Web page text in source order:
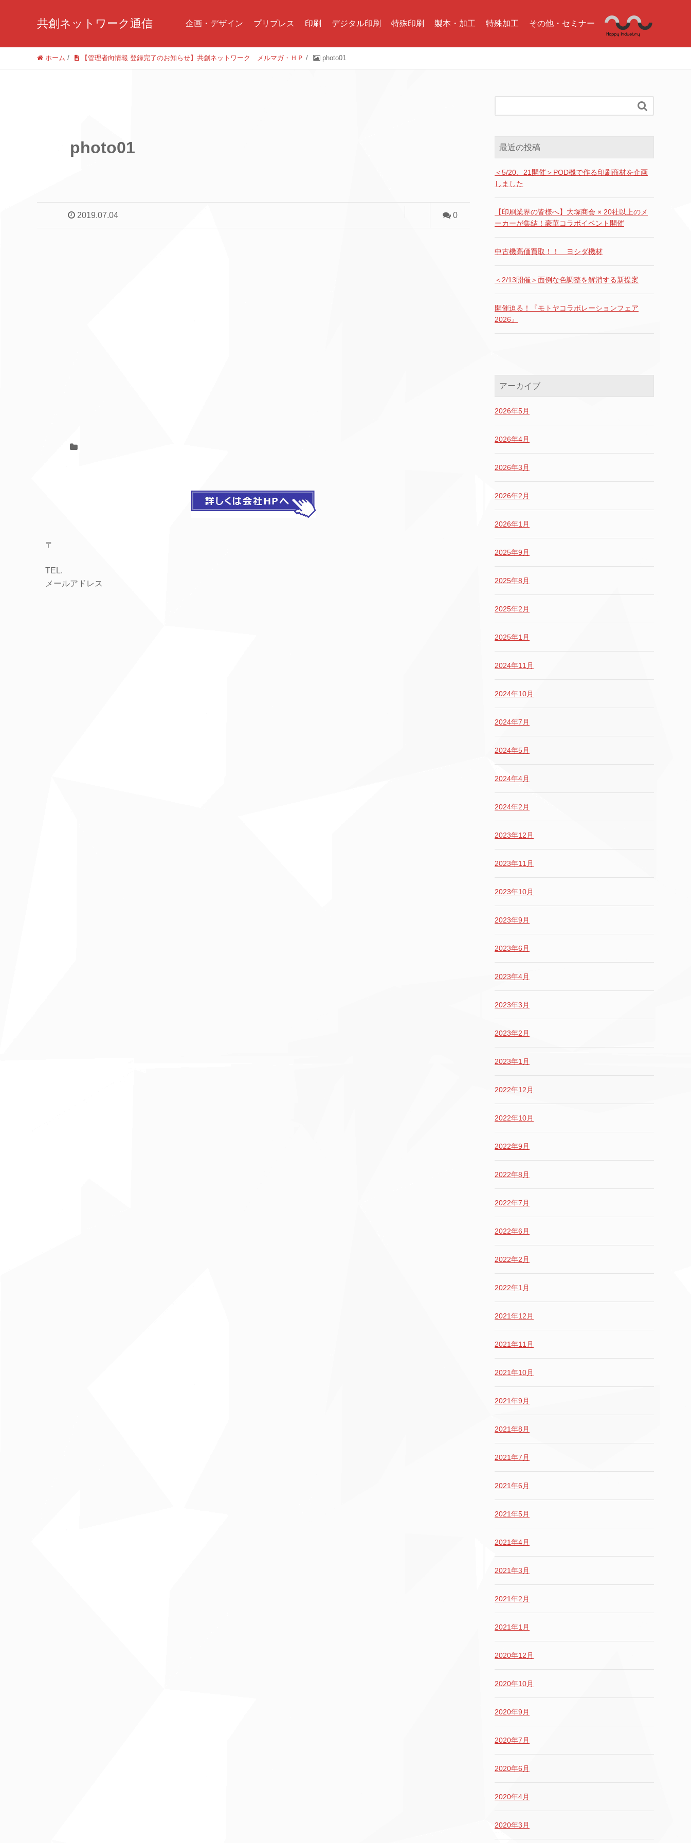
共創ネットワーク通信 企画・デザイン プリプレス 印刷 デジタル印刷 特殊印刷 製本・加工 特殊加工 その他・セミナー
ホーム / 【管理者向情報 登録完了のお知らせ】共創ネットワーク メルマガ・ＨＰ / photo01
photo01
2019.07.04 0
〒
TEL.
メールアドレス

最近の投稿
＜5/20、21開催＞POD機で作る印刷商材を企画
しました
【印刷業界の皆様へ】大塚商会 × 20社以上のメ
ーカーが集結！豪華コラボイベント開催
中古機高価買取！！ ヨシダ機材
＜2/13開催＞面倒な色調整を解消する新提案
開催迫る！『モトヤコラボレーションフェア
2026』
アーカイブ
2026年5月
2026年4月
2026年3月
2026年2月
2026年1月
2025年9月
2025年8月
2025年2月
2025年1月
2024年11月
2024年10月
2024年7月
2024年5月
2024年4月
2024年2月
2023年12月
2023年11月
2023年10月
2023年9月
2023年6月
2023年4月
2023年3月
2023年2月
2023年1月
2022年12月
2022年10月
2022年9月
2022年8月
2022年7月
2022年6月
2022年2月
2022年1月
2021年12月
2021年11月
2021年10月
2021年9月
2021年8月
2021年7月
2021年6月
2021年5月
2021年4月
2021年3月
2021年2月
2021年1月
2020年12月
2020年10月
2020年9月
2020年7月
2020年6月
2020年4月
2020年3月